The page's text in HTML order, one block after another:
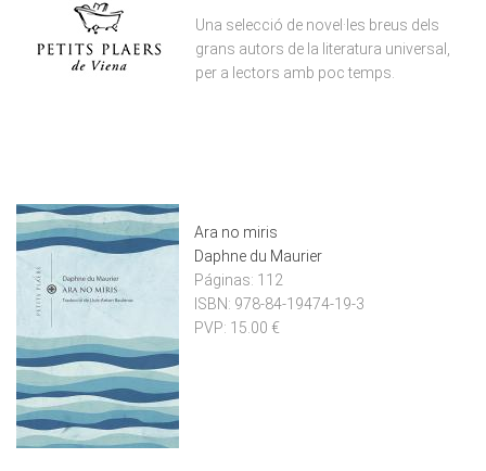
PREMIS
Una selecció de novel·les breus dels
grans autors de la literatura universal,
per a lectors amb poc temps.
Ara no miris
Daphne du Maurier
Páginas: 112
ISBN: 978-84-19474-19-3
PVP: 15.00 €